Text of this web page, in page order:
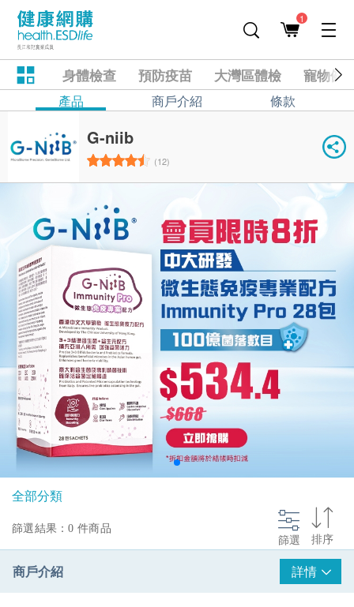
1
身體檢查 預防疫苗 大灣區體檢 寵物健
產品 商戶介紹 條款
G-niib
(12)
@section InlineScriptsHead {
全部分類
篩選結果：0 件商品
篩選 排序
商戶介紹 詳情